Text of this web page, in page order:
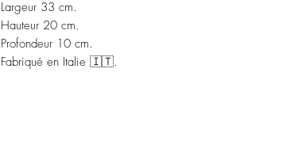
Largeur 33 cm.
Hauteur 20 cm.
Profondeur 10 cm.
Fabriqué en Italie 🇮🇹.